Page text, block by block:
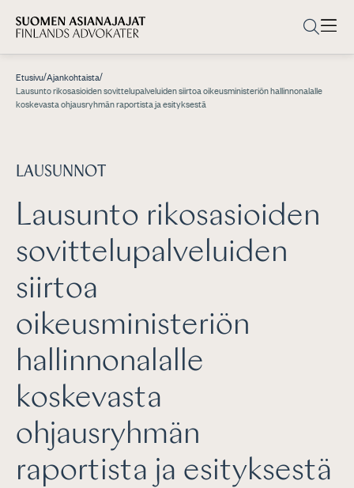
Etusivu/Ajankohtaista/
Lausunto rikosasioiden sovittelupalveluiden siirtoa oikeusministeriön hallinnonalalle
koskevasta ohjausryhmän raportista ja esityksestä
LAUSUNNOT
Lausunto rikosasioiden
sovittelupalveluiden
siirtoa
oikeusministeriön
hallinnonalalle
koskevasta
ohjausryhmän
raportista ja esityksestä